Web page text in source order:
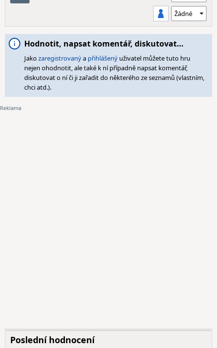
Hodnotit, napsat komentář, diskutovat…
Jakozaregistrovanýa přihlášený uživatel můžete tuto hru
nejen ohodnotit, ale také k ní případně napsat komentář,
diskutovat o ní či ji zařadit do některého ze seznamů (vlastním,
chci atd.).
Poslední hodnocení